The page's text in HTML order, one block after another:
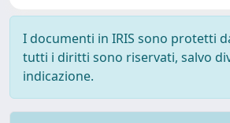
I documenti in IRIS sono protetti
tutti i diritti sono riservati, salvo
indicazione.